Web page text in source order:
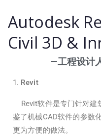
Autodesk
Civil 3D &
—工程设计
Revit
Revit软件是专门针对建
鉴了机械CAD软件的参数
更为方便的做法。